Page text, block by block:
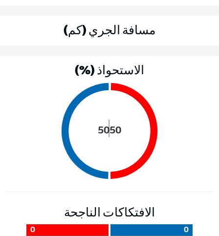
مسافة الجري (كم)
الاستحواذ (%)
50
50
الافتكاكات الناجحة
0
0